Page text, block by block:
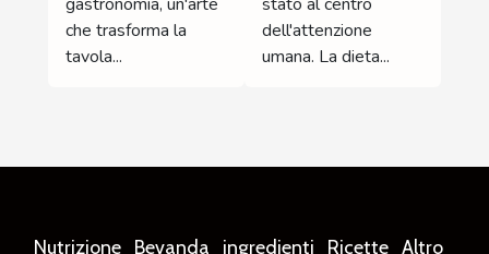
che trasforma la
tavola...
dell'attenzione
umana. La dieta...
Nutrizione Bevanda ingredienti Ricette Altro